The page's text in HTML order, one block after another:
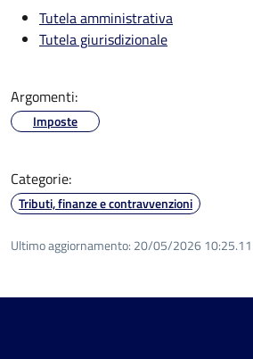
Tutela amministrativa
Tutela giurisdizionale
Argomenti:
Imposte
Categorie:
Tributi, finanze e contravvenzioni
Ultimo aggiornamento: 20/05/2026 10:25.11